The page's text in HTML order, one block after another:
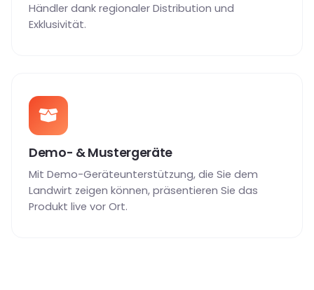
Händler dank regionaler Distribution und
Exklusivität.
Demo- & Mustergeräte
Mit Demo-Geräteunterstützung, die Sie dem
Landwirt zeigen können, präsentieren Sie das
Produkt live vor Ort.